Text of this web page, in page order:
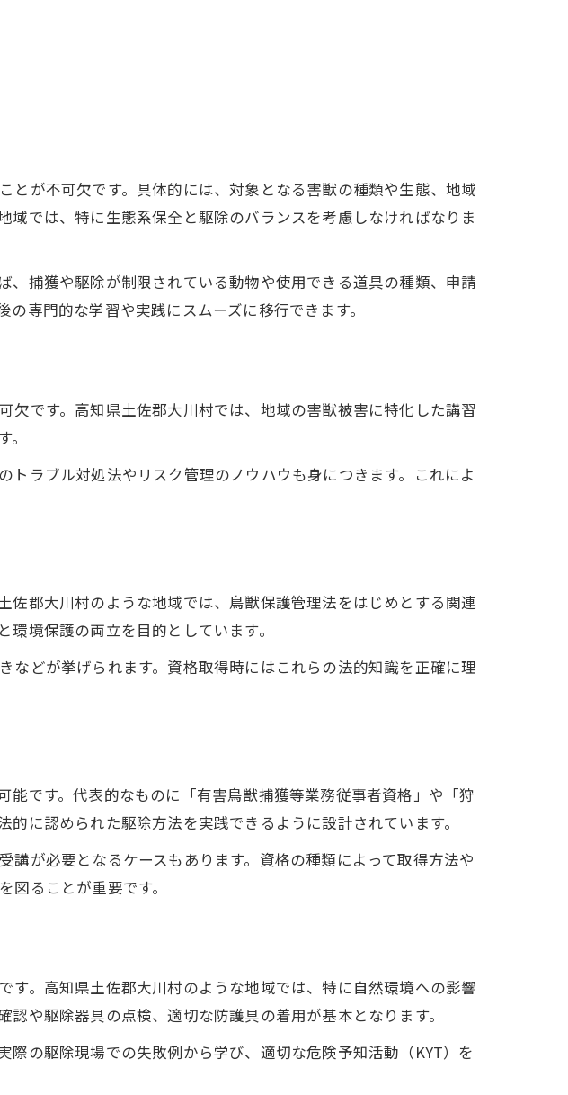
が不可欠です。具体的には、対象となる害獣の種類や生態、地域
では、特に生態系保全と駆除のバランスを考慮しなければなりま
捕獲や駆除が制限されている動物や使用できる道具の種類、申請
専門的な学習や実践にスムーズに移行できます。
です。高知県土佐郡大川村では、地域の害獣被害に特化した講習
ラブル対処法やリスク管理のノウハウも身につきます。これによ
郡大川村のような地域では、鳥獣保護管理法をはじめとする関連
境保護の両立を目的としています。
どが挙げられます。資格取得時にはこれらの法的知識を正確に理
です。代表的なものに「有害鳥獣捕獲等業務従事者資格」や「狩
に認められた駆除方法を実践できるように設計されています。
が必要となるケースもあります。資格の種類によって取得方法や
ることが重要です。
。高知県土佐郡大川村のような地域では、特に自然環境への影響
や駆除器具の点検、適切な防護具の着用が基本となります。
の駆除現場での失敗例から学び、適切な危険予知活動（KYT）を